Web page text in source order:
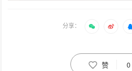
分享：
赞 0